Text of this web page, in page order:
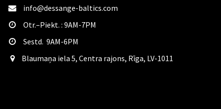
info@dessange-baltics.com
Otr.–Piekt. : 9AM-7PM
Sestd. 9AM-6PM
​Blaumaņa iela 5, Centra rajons, Rīga, LV-1011